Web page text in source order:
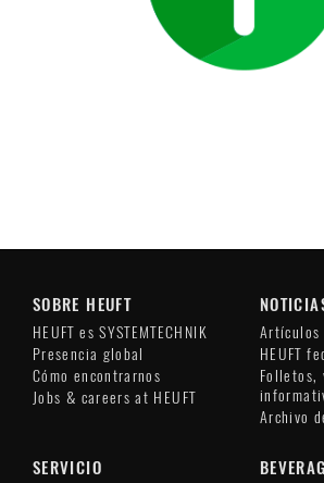
SOBRE HEUFT
HEUFT es SYSTEMTECHNIK
Presencia global
Cómo encontrarnos
Jobs & careers at HEUFT
Artículos
HEUFT
Folletos,
Archivo
SERVICIO